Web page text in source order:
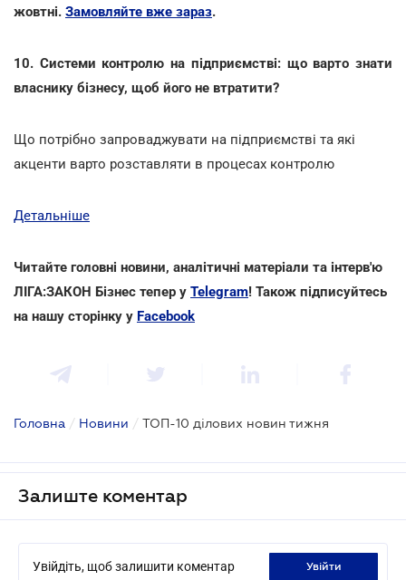
жовтні. Замовляйте вже зараз.
10. Системи контролю на підприємстві: що варто знати
власнику бізнесу, щоб його не втратити?
Що потрібно запроваджувати на підприємстві та які
акценти варто розставляти в процесах контролю
Детальніше
Читайте головні новини, аналітичні матеріали та інтерв'ю
ЛІГА:ЗАКОН Бізнес тепер у Telegram! Також підписуйтесь
на нашу сторінку у Facebook
Головна / Новини / ТОП-10 ділових новин тижня
Залиште коментар
Увійдіть, щоб залишити коментар увійти